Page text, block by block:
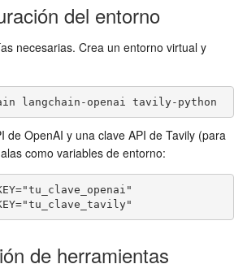
del entorno
necesarias. Crea un entorno virtual y
langchain-openai tavily-python
de OpenAI y una clave API de Tavily (para
como variables de entorno:
de herramientas